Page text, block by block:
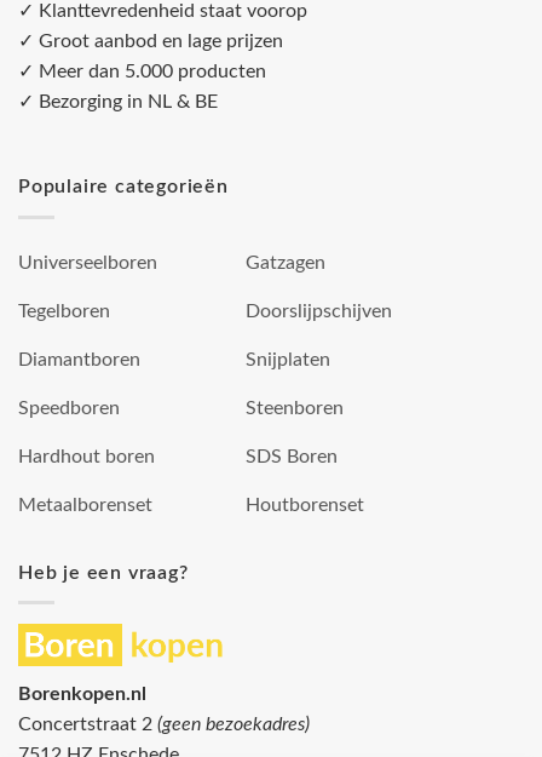
✓ Klanttevredenheid staat voorop
✓ Groot aanbod en lage prijzen
✓ Meer dan 5.000 producten
✓ Bezorging in NL & BE
Populaire categorieën
Universeelboren
Tegelboren
Diamantboren
Speedboren
Hardhout boren
Metaalborenset
Gatzagen
Doorslijpschijven
Snijplaten
Steenboren
SDS Boren
Houtborenset
Heb je een vraag?
Borenkopen.nl
Concertstraat 2 (geen bezoekadres)